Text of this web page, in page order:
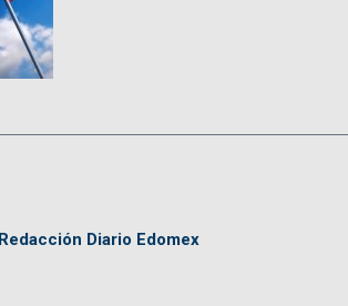
Redacción Diario Edomex